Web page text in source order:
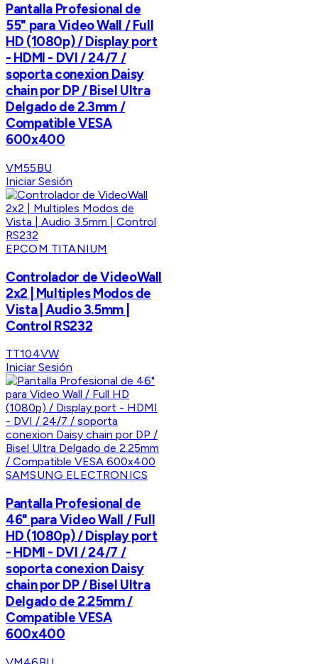
Pantalla Profesional de
55" para Video Wall / Full
HD (1080p) / Display port
- HDMI - DVI / 24/7 /
soporta conexion Daisy
chain por DP / Bisel Ultra
Delgado de 2.3mm /
Compatible VESA
600x400
VM55BU
Iniciar Sesión
EPCOM TITANIUM
Controlador de VideoWall
2x2 | Multiples Modos de
Vista | Audio 3.5mm |
Control RS232
TT104VW
Iniciar Sesión
SAMSUNG ELECTRONICS
Pantalla Profesional de
46" para Video Wall / Full
HD (1080p) / Display port
- HDMI - DVI / 24/7 /
soporta conexion Daisy
chain por DP / Bisel Ultra
Delgado de 2.25mm /
Compatible VESA
600x400